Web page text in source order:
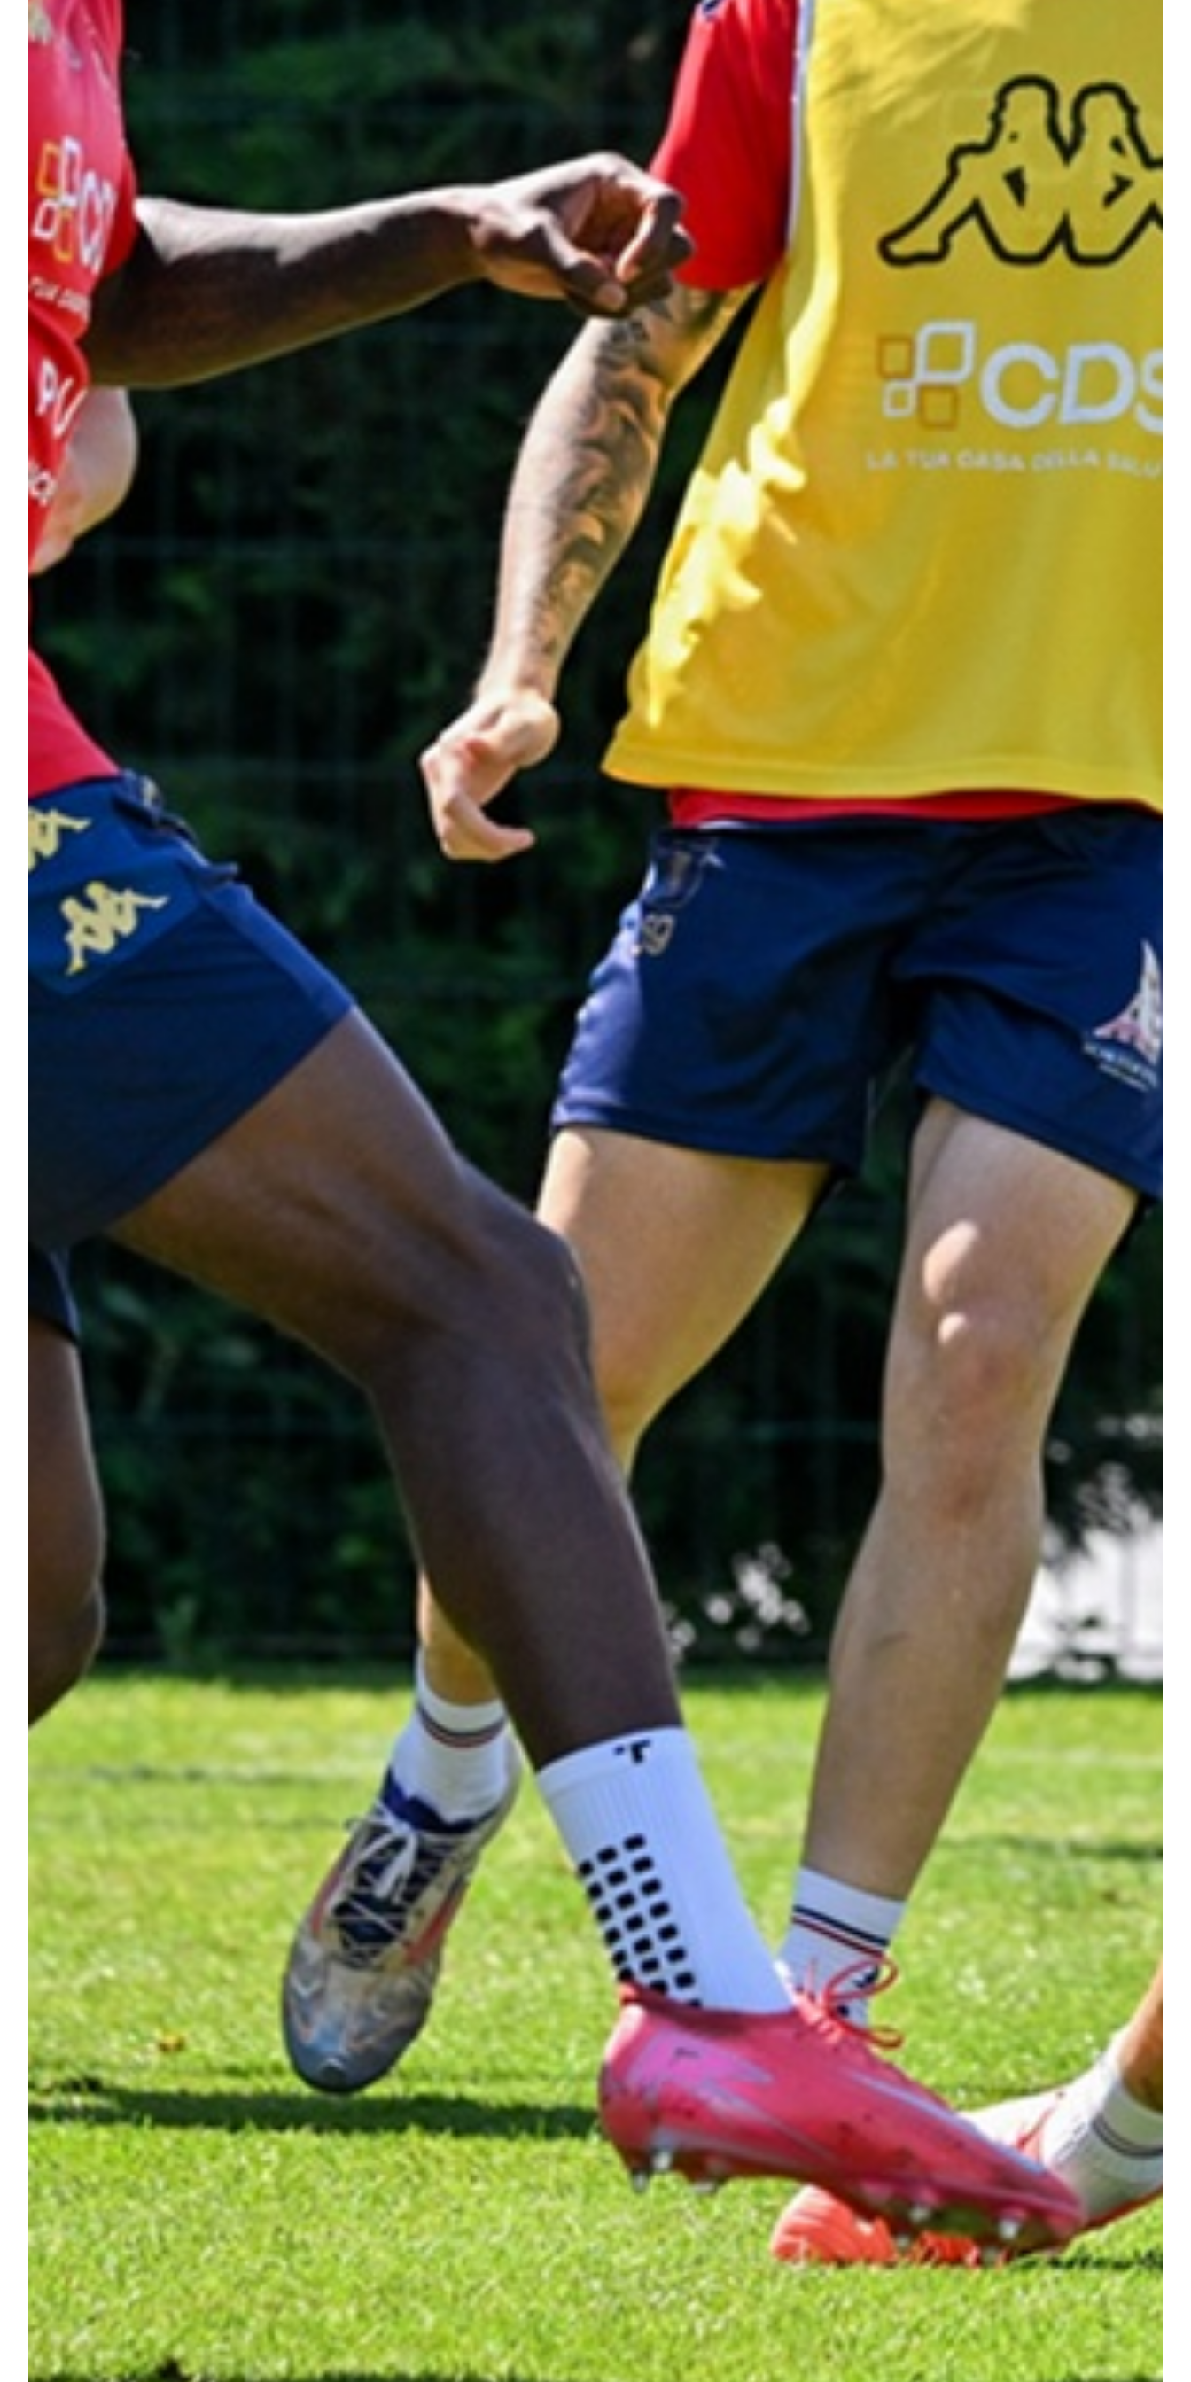
Summer Sale
Party
Outlet
Helan x Genoa
Isolani x Genoa
Gift Card Online Store